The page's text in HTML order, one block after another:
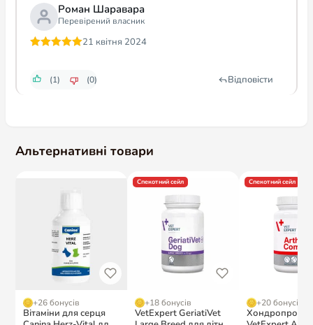
Роман Шаравара
Перевірений власник
21 квітня 2024
(1) (0) Відповісти
Альтернативні товари